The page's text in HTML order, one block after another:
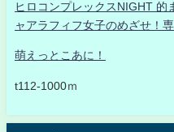
ヒロコンプレックスNIGHT 的
ャアラフィフ女子のめざせ！
萌えっとこあに！
t112-1000ｍ